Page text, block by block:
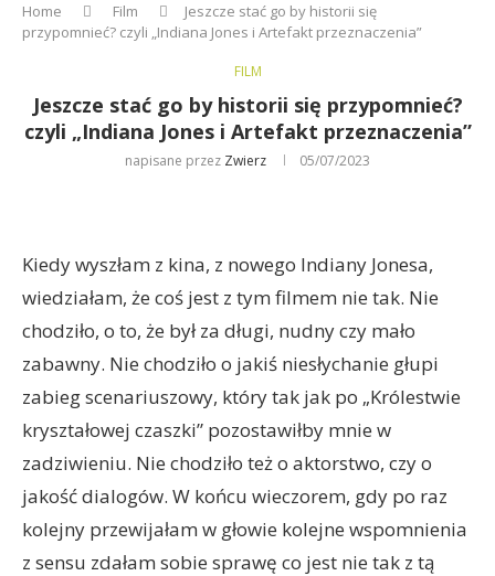
Home Film
Jeszcze stać go by historii się
przypomnieć? czyli „Indiana Jones i Artefakt przeznaczenia”
FILM
Jeszcze stać go by historii się przypomnieć?
czyli „Indiana Jones i Artefakt przeznaczenia”
napisane przez Zwierz 05/07/2023
Kiedy wyszłam z kina, z nowego Indiany Jonesa,
wiedziałam, że coś jest z tym filmem nie tak. Nie
chodziło, o to, że był za długi, nudny czy mało
zabawny. Nie chodziło o jakiś niesłychanie głupi
zabieg scenariuszowy, który tak jak po „Królestwie
kryształowej czaszki” pozostawiłby mnie w
zadziwieniu. Nie chodziło też o aktorstwo, czy o
jakość dialogów. W końcu wieczorem, gdy po raz
kolejny przewijałam w głowie kolejne wspomnienia
z sensu zdałam sobie sprawę co jest nie tak z tą